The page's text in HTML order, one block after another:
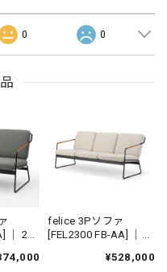
0 0
｜ 2人
アン
felice 3Pソファ
[FEL2300 FB-AA] ｜
ファ カバーリングソ
¥528,000